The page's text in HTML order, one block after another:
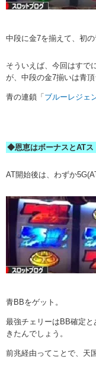
中段に金7を揃えて、初の
そういえば、今回はすで
が、中段の金7揃いは青頂
青の連鎖「 ブルーレジェ
◆恩恵はボーナスとAT
AT開始後は、わずか
青BBをゲット。
最強チェリーはBB確定
きたんでしょう。
前兆経由ってことで、天